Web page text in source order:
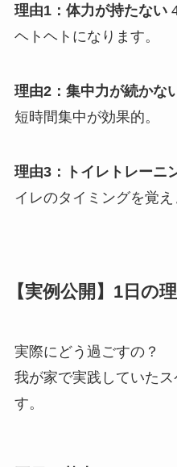
理由1：体力が持たない
ヘトヘトになります。
理由2：集中力が続かな
短時間集中が効果的。
理由3：トイレトレーニ
イレのタイミングを覚え
【実例公開】1日の
実際にどう過ごすの？
我が家で実践していた
す。